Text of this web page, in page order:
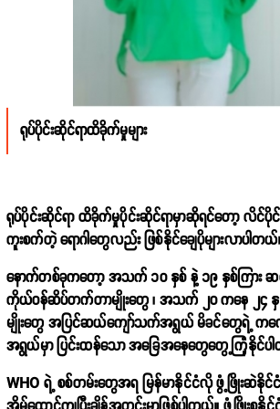
ရုပ်ပိုင်းဆိုင်ရာထိခိုက်မှုများ
ရုပ်ပိုင်းဆိုင်ရာ ထိခိုက်မှုပိုင်းဆိုင်ရာမှာဆိုရင်တော့ လိ
ကူးစက်တဲ့ ရောဂါတွေလည်း ဖြစ်နိုင်ချေပိုများလာပါတ
နောက်တစ်ခုကတော့ အသက် ၁၀ နှစ် နဲ့ ၁၉ နှစ်ကြား
ကိုယ်ဝန်ဆိပ်တက်တာမျိုးတွေ ၊ အသက် ၂၀ ကနေ ၂၄ နှစ်အတွ
မျိုးတွေ အပြင်ဆယ်ကျော်သက်အရွယ် မိခင်တွေရဲ့ ကလေးတွ
အရွယ်မှာ ပြင်းထန်သော အခြေအနေတွေတွေ့ကြုံနိုင်ပါ
WHO ရဲ့ စစ်တမ်းတွေအရ မြန်မာနိုင်ငံလို ဖွံ့ဖြိုးဆဲနို